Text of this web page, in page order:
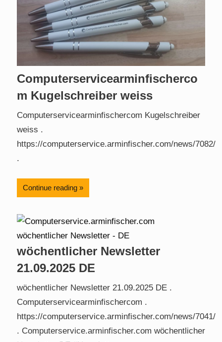
Computerservicearminfischerco
m Kugelschreiber weiss
Computerservicearminfischercom Kugelschreiber
weiss .
https://computerservice.arminfischer.com/news/7082/
.
Continue reading
wöchentlicher Newsletter
21.09.2025 DE
wöchentlicher Newsletter 21.09.2025 DE .
Computerservicearminfischercom .
https://computerservice.arminfischer.com/news/7041/
. Computerservice.arminfischer.com wöchentlicher